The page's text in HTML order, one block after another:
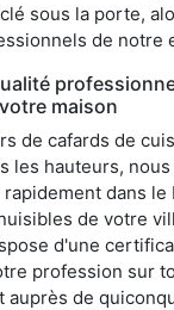
sous la porte,
de notre
maison
de cafards de
les hauteurs,
dans le
de votre
d'une
profession sur
de